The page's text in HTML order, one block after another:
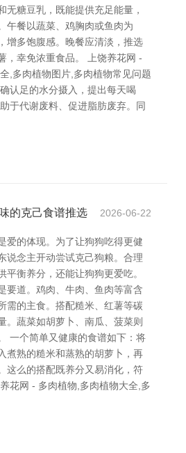
无糖豆乳，既能提供充足能量，
午餐以蔬菜、鸡胸肉或鱼肉为
增多饱腹感。晚餐应清淡，推选
，幸免浓重食品。 上饶养花网 -
,多肉植物图片,多肉植物常见问题
认足的水分摄入，提出每天喝
于代谢废料、促进脂肪废弃。同
的克己食谱推选 2026-06-22
爱的体现。为了让狗狗吃得更健
说念主开动尝试克己狗粮。合理
平衡养分，还能让狗狗更爱吃。
要道。鸡肉、牛肉、鱼肉等富含
需的主食。搭配糙米、红薯等碳
。蔬菜如胡萝卜、南瓜、菠菜则
一个简单又健康的食谱如下：将
煮熟的糙米和蒸熟的胡萝卜，再
这么的搭配既养分又易消化，符
花网 - 多肉植物,多肉植物大全,多